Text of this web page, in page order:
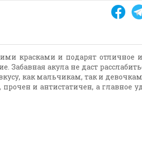
красками и подарят отличное
акула не даст
как мальчикам, так и
и антистатичен, а главное